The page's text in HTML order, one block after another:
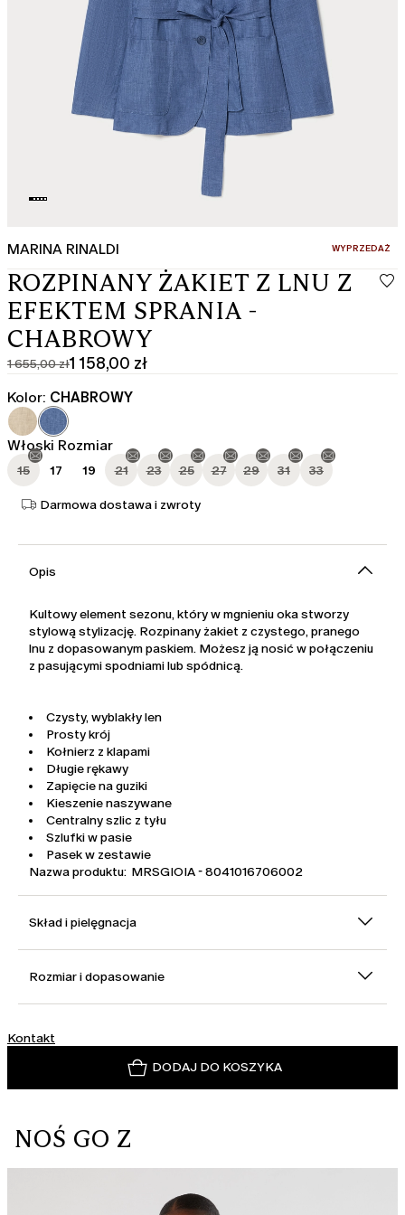
MARINA RINALDI :WYPRZEDAŻ
ROZPINANY ŻAKIET Z LNU Z
EFEKTEM SPRANIA -
CHABROWY
1 655,00 zł
Cena
pierwotna
1 655,00
zł
1 158,00 zł
Aktualna
cena
1 158,00
zł
Kolor: CHABROWY
Włoski Rozmiar
15 17 19 21 23 25 27 29 31 33
Darmowa dostawa i zwroty
Opis
Kultowy element sezonu, który w mgnieniu oka stworzy
stylową stylizację. Rozpinany żakiet z czystego, pranego
lnu z dopasowanym paskiem. Możesz ją nosić w połączeniu
z pasującymi spodniami lub spódnicą.
Czysty, wyblakły len
Prosty krój
Kołnierz z klapami
Długie rękawy
Zapięcie na guziki
Kieszenie naszywane
Centralny szlic z tyłu
Szlufki w pasie
Pasek w zestawie
Nazwa produktu: MRSGIOIA - 8041016706002
Skład i pielęgnacja
Rozmiar i dopasowanie
Kontakt
DODAJ DO KOSZYKA
NOŚ GO Z